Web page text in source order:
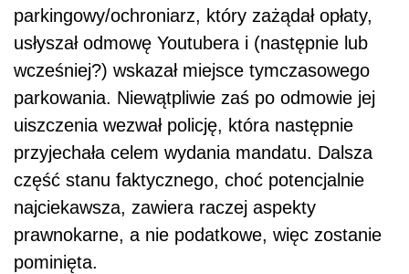
parkingowy/ochroniarz, który zażądał opłaty,
usłyszał odmowę Youtubera i (następnie lub
wcześniej?) wskazał miejsce tymczasowego
parkowania. Niewątpliwie zaś po odmowie jej
uiszczenia wezwał policję, która następnie
przyjechała celem wydania mandatu. Dalsza
część stanu faktycznego, choć potencjalnie
najciekawsza, zawiera raczej aspekty
prawnokarne, a nie podatkowe, więc zostanie
pominięta.